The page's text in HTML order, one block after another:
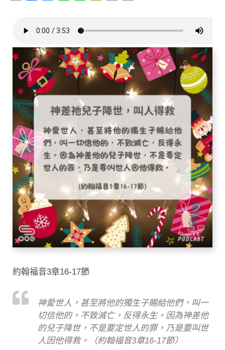
約翰福音3章16-17節
神愛世人，甚至將他的獨生子賜給他們，叫一
切信他的，不致滅亡，反得永生。因為神差他
的兒子降世，不是要定世人的罪，乃是要叫世
人因他得救。（約翰福音3章16-17節）